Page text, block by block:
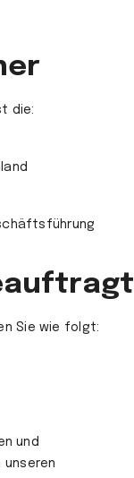
die:
Sie wie folgt:
und
unseren